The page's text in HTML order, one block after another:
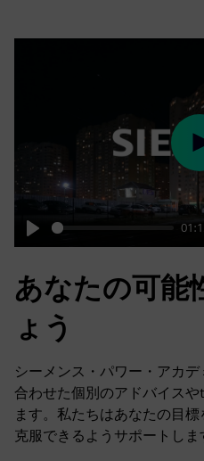
Play
あなたの可能
ょう
シーメンス・パワー・アカ
合わせた個別のアドバイス
ます。私たちはあなたの目
克服できるようサポートしま